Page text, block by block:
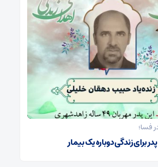
فسا؛
برای زندگی دوباره یک بیمار